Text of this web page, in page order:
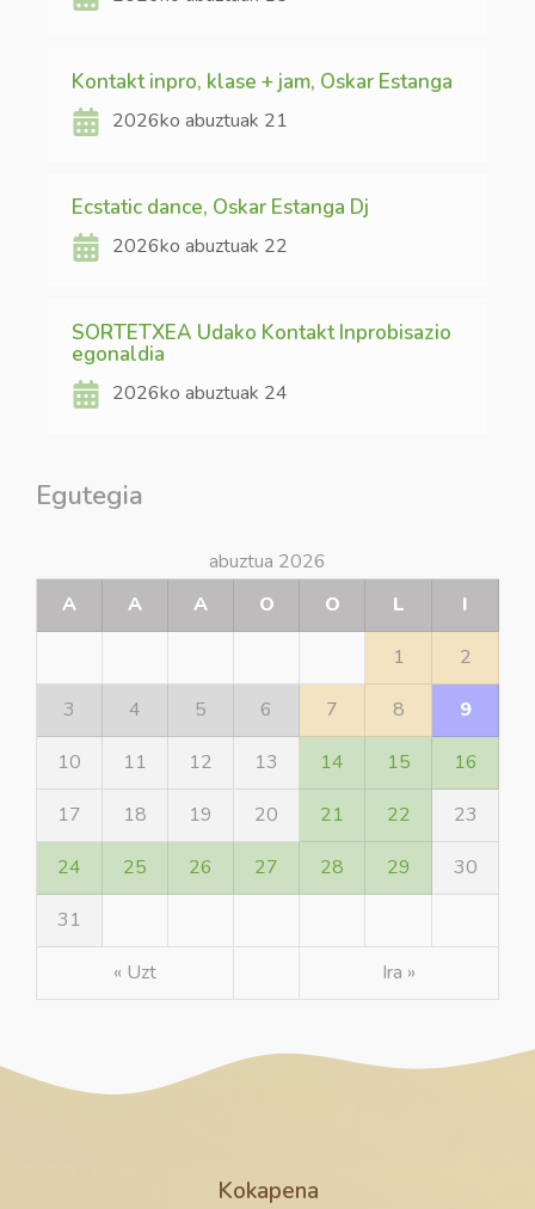
Kontakt inpro, klase + jam, Oskar Estanga
2026ko abuztuak 21
Ecstatic dance, Oskar Estanga Dj
2026ko abuztuak 22
SORTETXEA Udako Kontakt Inprobisazio
egonaldia
2026ko abuztuak 24
Egutegia
abuztua 2026
A
A A O O L
I
1
2
3
4 5 6 7 8
9
10
11 12 13 14 15
16
17
18 19 20 21 22
23
24
25 26 27 28 29
30
31
« Uzt
Ira »
Kokapena